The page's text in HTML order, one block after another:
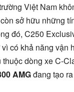
Việt Nam
sở hữu những
đó, C250
vì có khả năng vận
thuộc dòng xe C-
AMGđang tạo